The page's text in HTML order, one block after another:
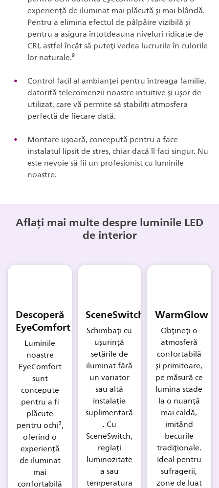
experiență de iluminat mai plăcută și mai blândă.
Pentru a elimina efectul de pâlpâire vizibilă și
pentru a asigura întotdeauna niveluri ridicate de
CRI, astfel încât să puteți vedea lucrurile în culorile
lor naturale.⁹
Control facil al ambianței pentru întreaga familie,
datorită telecomenzii noastre intuitive și ușor de
utilizat, care vă permite să stabiliți atmosfera
perfectă de fiecare dată.
Montare ușoară, concepută pentru a face
instalatul lipsit de stres, chiar dacă îl faci singur. Nu
este nevoie să fii un profesionist cu luminile
noastre.
Aflați mai multe despre luminile LED
de interior
Descoperă
EyeComfort
Luminile
noastre
EyeComfort
sunt
concepute
pentru a fi
plăcute
pentru ochi³,
oferind o
experiență
de iluminat
mai
confortabilă
SceneSwitch
Schimbați cu
ușurință
setările de
iluminat fără
un variator
sau altă
instalație
suplimentară
. Cu
SceneSwitch,
reglați
luminozitate
a sau
temperatura
WarmGlow
Obțineți o
atmosferă
confortabilă
și primitoare,
pe măsură ce
lumina scade
la o nuanță
mai caldă,
imitând
becurile
tradiționale.
Ideal pentru
sufragerii,
zone de luat